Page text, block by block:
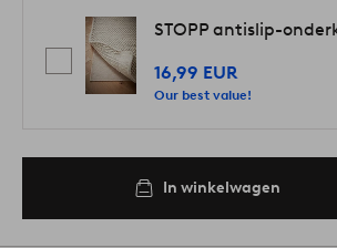
STOPP antislip-
16,99 EUR
Our best value!
In winkelwagen